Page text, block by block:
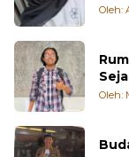
Oleh:
Oleh: